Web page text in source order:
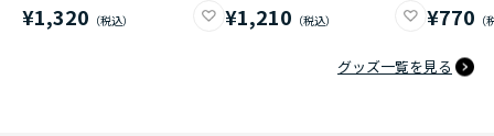
¥1,320 ¥1,210 ¥770
グッズ一覧を見る